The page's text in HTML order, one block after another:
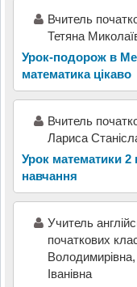
Вчитель
Тетяна
Урок-подорож в
математика цікаво
Вчитель
Лариса
Урок математики 2
навчання
Учитель
початкових
Іванівна